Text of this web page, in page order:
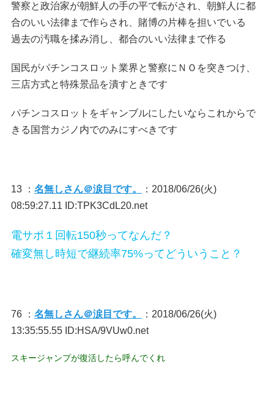
警察と政治家が朝鮮人の手の平で転がされ、朝鮮人に都
合のいい法律まで作らされ、賭博の片棒を担いでいる
過去の汚職を揉み消し、都合のいい法律まで作る
国民がパチンコスロット業界と警察にＮＯを突きつけ、
三店方式と特殊景品を潰すときです
パチンコスロットをギャンブルにしたいならこれからで
きる国営カジノ内でのみにすべきです
13 ： 名無しさん＠涙目です。
：2018/06/26(火)
08:59:27.11 ID:TPK3CdL20.net
電サポ１回転150秒ってなんだ？
確変無し時短で継続率75%ってどういうこと？
76 ： 名無しさん＠涙目です。
：2018/06/26(火)
13:35:55.55 ID:HSA/9VUw0.net
スキージャンプが復活したら呼んでくれ